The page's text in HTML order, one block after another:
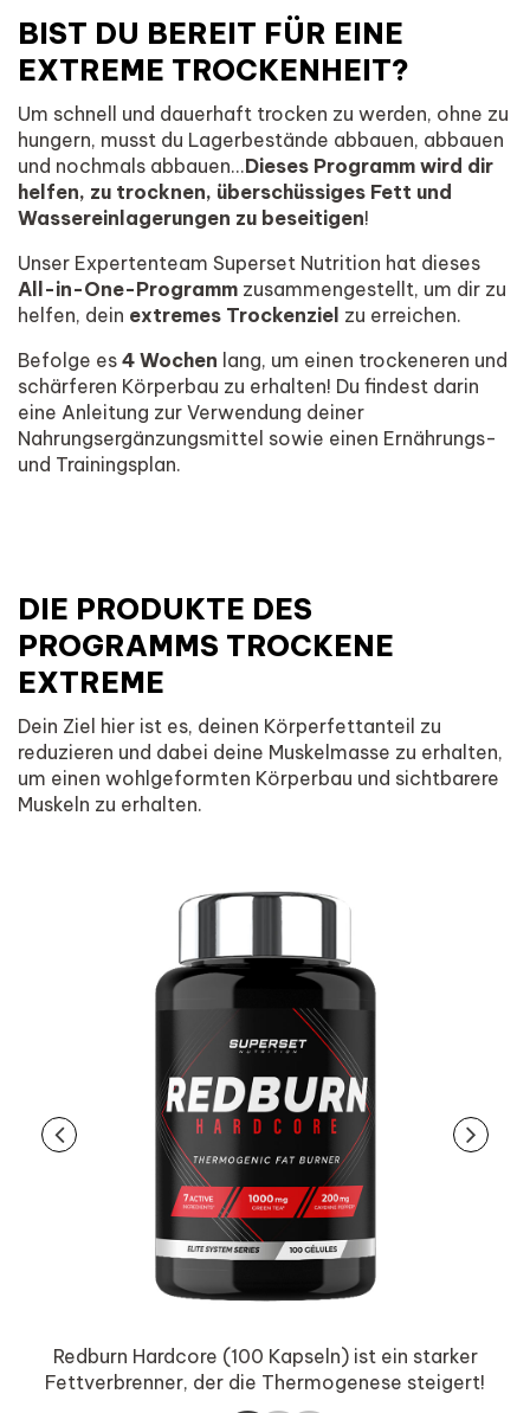
BIST DU BEREIT FÜR EINE
EXTREME TROCKENHEIT?
Um schnell und dauerhaft trocken zu werden, ohne zu
hungern, musst du Lagerbestände abbauen, abbauen
und nochmals abbauen...Dieses Programm wird dir
helfen, zu trocknen, überschüssiges Fett und
Wassereinlagerungen zu beseitigen!
Unser Expertenteam Superset Nutrition hat dieses
All-in-One-Programm zusammengestellt, um dir zu
helfen, dein extremes Trockenziel zu erreichen.
Befolge es 4 Wochen lang, um einen trockeneren und
schärferen Körperbau zu erhalten! Du findest darin
eine Anleitung zur Verwendung deiner
Nahrungsergänzungsmittel sowie einen Ernährungs-
und Trainingsplan.
DIE PRODUKTE DES
PROGRAMMS TROCKENE
EXTREME
Dein Ziel hier ist es, deinen Körperfettanteil zu
reduzieren und dabei deine Muskelmasse zu erhalten,
um einen wohlgeformten Körperbau und sichtbarere
Muskeln zu erhalten.
Redburn Hardcore (100 Kapseln) ist ein starker
Fettverbrenner, der die Thermogenese steigert!